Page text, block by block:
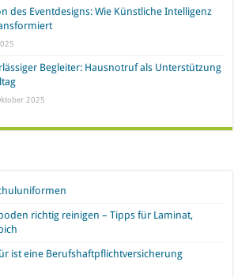
des Eventdesigns: Wie Künstliche Intelligenz
Begleiter: Hausnotruf als Unterstützung
2025
richtig reinigen – Tipps für Laminat,
ist eine Berufshaftpflichtversicherung